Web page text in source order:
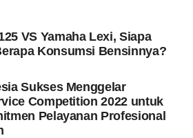
VS Yamaha Lexi, Siapa
Konsumsi Bensinnya?
Sukses Menggelar
Competition 2022 untuk
Pelayanan Profesional